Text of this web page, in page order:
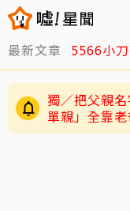
最新文章 5566小
獨／把父親
單親」全靠